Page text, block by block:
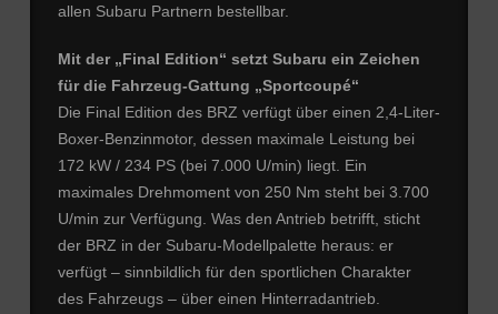
allen Subaru Partnern bestellbar.
Mit der „Final Edition“ setzt Subaru ein Zeichen
für die Fahrzeug-Gattung „Sportcoupé“
Die Final Edition des BRZ verfügt über einen 2,4-Liter-
Boxer-Benzinmotor, dessen maximale Leistung bei
172 kW / 234 PS (bei 7.000 U/min) liegt. Ein
maximales Drehmoment von 250 Nm steht bei 3.700
U/min zur Verfügung. Was den Antrieb betrifft, sticht
der BRZ in der Subaru-Modellpalette heraus: er
verfügt – sinnbildlich für den sportlichen Charakter
des Fahrzeugs – über einen Hinterradantrieb.